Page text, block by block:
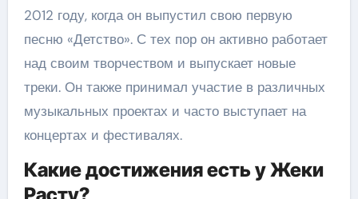
2012 году, когда он выпустил свою первую
песню «Детство». С тех пор он активно работает
над своим творчеством и выпускает новые
треки. Он также принимал участие в различных
музыкальных проектах и часто выступает на
концертах и фестивалях.
Какие достижения есть у Жеки
Расту?